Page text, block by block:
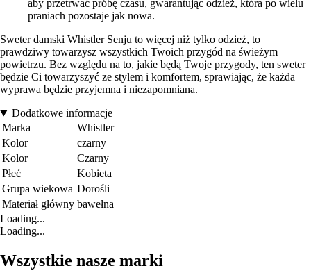
aby przetrwać próbę czasu, gwarantując odzież, która po wielu
praniach pozostaje jak nowa.
Sweter damski Whistler Senju to więcej niż tylko odzież, to
prawdziwy towarzysz wszystkich Twoich przygód na świeżym
powietrzu. Bez względu na to, jakie będą Twoje przygody, ten sweter
będzie Ci towarzyszyć ze stylem i komfortem, sprawiając, że każda
wyprawa będzie przyjemna i niezapomniana.
Dodatkowe informacje
Marka
Whistler
Kolor
czarny
Kolor
Czarny
Płeć
Kobieta
Grupa wiekowa Dorośli
Materiał główny bawełna
Loading...
Loading...
Wszystkie nasze marki